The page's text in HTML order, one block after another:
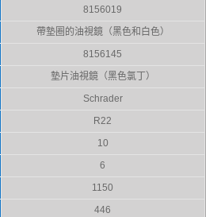
8156019
帶墊圈的油視鏡（黑色和白色）
8156145
墊片油視鏡（黑色氯丁）
Schrader
R22
10
6
1150
446